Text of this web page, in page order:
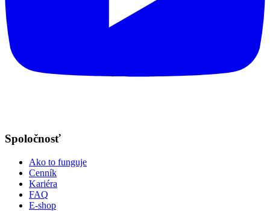
Spoločnosť
Ako to funguje
Cenník
Kariéra
FAQ
E-shop